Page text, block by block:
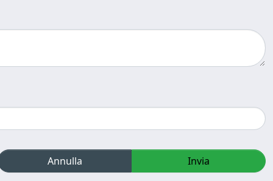
Annulla Invia